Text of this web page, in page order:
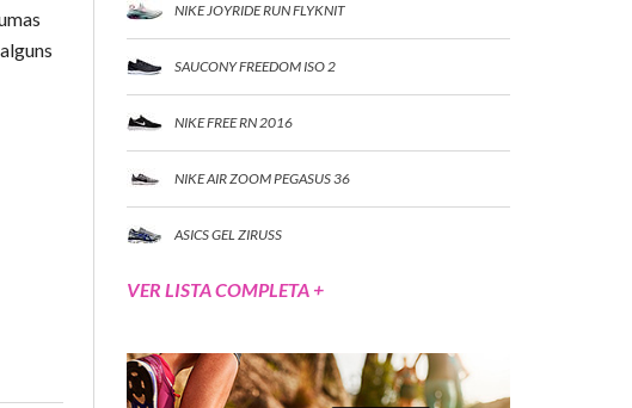
NIKE JOYRIDE RUN FLYKNIT
SAUCONY FREEDOM ISO 2
NIKE FREE RN 2016
NIKE AIR ZOOM PEGASUS 36
ASICS GEL ZIRUSS
VER LISTA COMPLETA +